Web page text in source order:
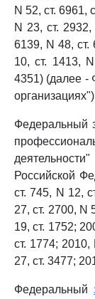
N 52, ст. 6961,
N 23, ст.
6139, N 48, ст.
10, ст. 1413,
4351) (далее -
Федеральный
Российской
ст. 745, N 12,
27, ст. 2700, N
19, ст. 1752;
ст. 1774; 2010,
27, ст. 3477;
Федеральный